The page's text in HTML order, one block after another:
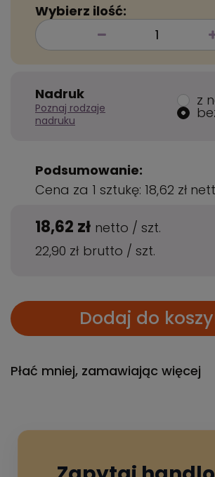
Wybierz ilość:
Nadruk
Poznaj rodzaje
nadruku
z
Podsumowanie:
Cena za 1 sztukę: 18,62 zł
18,62 zł netto / szt.
22,90 zł brutto / szt.
Dodaj do
Płać mniej, zamawiając więcej